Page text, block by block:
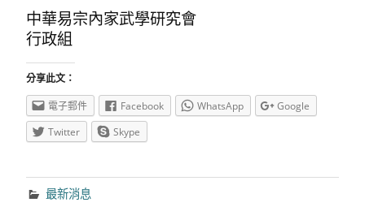
中華易宗內家武學研究會
行政組
分享此文：
電子郵件 Facebook WhatsApp
Google
Twitter
Skype
最新消息